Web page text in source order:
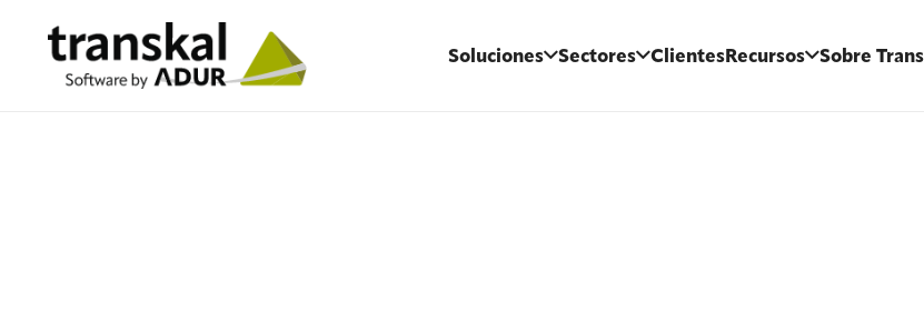
Soluciones Sectores ClientesRecursos Sobre